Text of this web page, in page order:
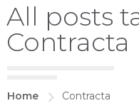
All posts
Contracta
Home Contracta